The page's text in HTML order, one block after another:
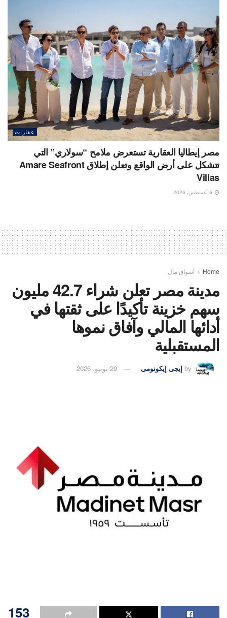
عقارات
مصر إيطاليا العقارية تستعرض ملامح “سولاري” التي
تتشكل على أرض الواقع وتعلن إطلاق Amare Seafront
Villas
Home أسواق مال
مدينة مصر تعلن شراء 42.7 مليون
سهم خزينة تأكيدًا على ثقتها في
أدائها المالي وآفاق نموها
المستقبلية
by إيجى إيكونومى 29 يونيو، 2026
153